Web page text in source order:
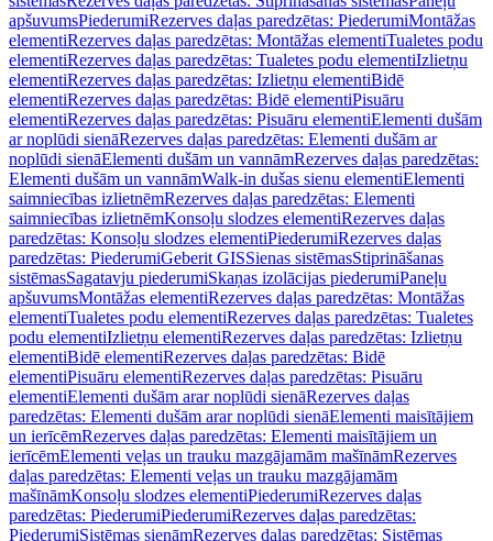
apšuvumsPiederumiRezerves daļas paredzētas: PiederumiMontāžas
elementiRezerves daļas paredzētas: Montāžas elementiTualetes podu
elementiRezerves daļas paredzētas: Tualetes podu elementiIzlietņu
elementiRezerves daļas paredzētas: Izlietņu elementiBidē
elementiRezerves daļas paredzētas: Bidē elementiPisuāru
elementiRezerves daļas paredzētas: Pisuāru elementiElementi dušām
ar noplūdi sienāRezerves daļas paredzētas: Elementi dušām ar
noplūdi sienāElementi dušām un vannāmRezerves daļas paredzētas:
Elementi dušām un vannāmWalk-in dušas sienu elementiElementi
saimniecības izlietnēmRezerves daļas paredzētas: Elementi
saimniecības izlietnēmKonsoļu slodzes elementiRezerves daļas
paredzētas: Konsoļu slodzes elementiPiederumiRezerves daļas
paredzētas: PiederumiGeberit GISSienas sistēmasStiprināšanas
sistēmasSagatavju piederumiSkaņas izolācijas piederumiPaneļu
apšuvumsMontāžas elementiRezerves daļas paredzētas: Montāžas
elementiTualetes podu elementiRezerves daļas paredzētas: Tualetes
podu elementiIzlietņu elementiRezerves daļas paredzētas: Izlietņu
elementiBidē elementiRezerves daļas paredzētas: Bidē
elementiPisuāru elementiRezerves daļas paredzētas: Pisuāru
elementiElementi dušām arar noplūdi sienāRezerves daļas
paredzētas: Elementi dušām arar noplūdi sienāElementi maisītājiem
un ierīcēmRezerves daļas paredzētas: Elementi maisītājiem un
ierīcēmElementi veļas un trauku mazgājamām mašīnāmRezerves
daļas paredzētas: Elementi veļas un trauku mazgājamām
mašīnāmKonsoļu slodzes elementiPiederumiRezerves daļas
paredzētas: PiederumiPiederumiRezerves daļas paredzētas:
PiederumiSistēmas sienāmRezerves daļas paredzētas: Sistēmas